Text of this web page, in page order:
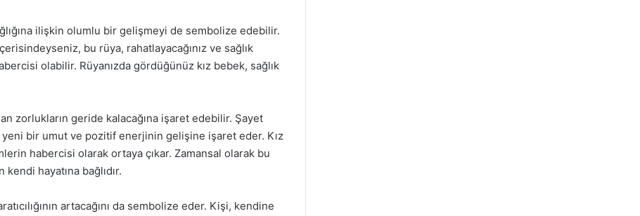
ilişkin olumlu bir gelişmeyi de sembolize edebilir.
bu rüya, rahatlayacağınız ve sağlık
olabilir. Rüyanızda gördüğünüz kız bebek, sağlık
zorlukların geride kalacağına işaret edebilir. Şayet
bir umut ve pozitif enerjinin gelişine işaret eder. Kız
habercisi olarak ortaya çıkar. Zamansal olarak bu
hayatına bağlıdır.
artacağını da sembolize eder. Kişi, kendine